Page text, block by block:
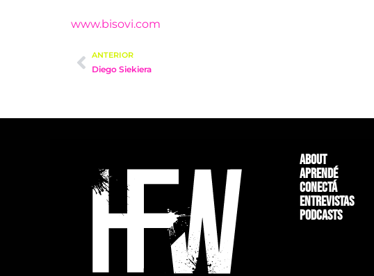
www.bisovi.com
ANTERIOR
Diego Siekiera
About
Aprendé
Conectá
Entrevistas
Podcasts